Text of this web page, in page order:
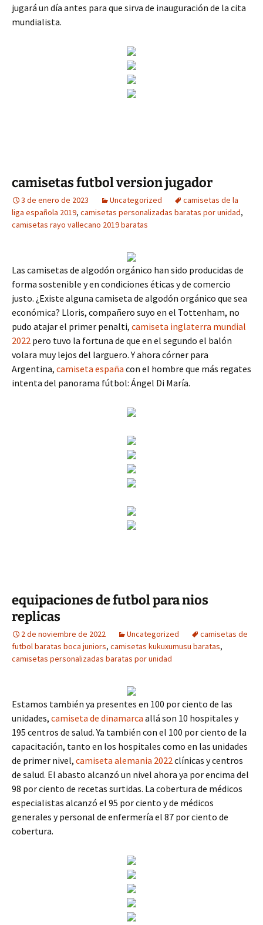
jugará un día antes para que sirva de inauguración de la cita
mundialista.
camisetas futbol version jugador
3 de enero de 2023 Uncategorized
camisetas de la
liga española 2019, camisetas personalizadas baratas por unidad,
camisetas rayo vallecano 2019 baratas
Las camisetas de algodón orgánico han sido producidas de
forma sostenible y en condiciones éticas y de comercio
justo. ¿Existe alguna camiseta de algodón orgánico que sea
económica? Lloris, compañero suyo en el Tottenham, no
pudo atajar el primer penalti, camiseta inglaterra mundial
2022 pero tuvo la fortuna de que en el segundo el balón
volara muy lejos del larguero. Y ahora córner para
Argentina, camiseta españa con el hombre que más regates
intenta del panorama fútbol: Ángel Di María.
equipaciones de futbol para nios
replicas
2 de noviembre de 2022 Uncategorized
camisetas de
futbol baratas boca juniors, camisetas kukuxumusu baratas,
camisetas personalizadas baratas por unidad
Estamos también ya presentes en 100 por ciento de las
unidades, camiseta de dinamarca allá son 10 hospitales y
195 centros de salud. Ya también con el 100 por ciento de la
capacitación, tanto en los hospitales como en las unidades
de primer nivel, camiseta alemania 2022clínicas y centros
de salud. El abasto alcanzó un nivel ahora ya por encima del
98 por ciento de recetas surtidas. La cobertura de médicos
especialistas alcanzó el 95 por ciento y de médicos
generales y personal de enfermería el 87 por ciento de
cobertura.